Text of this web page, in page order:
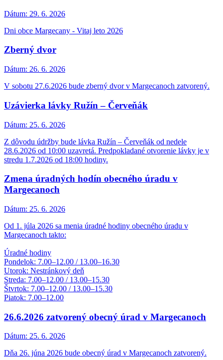
Dátum: 29. 6. 2026
Dni obce Margecany - Vitaj leto 2026
Zberný dvor
Dátum: 26. 6. 2026
V sobotu 27.6.2026 bude zberný dvor v Margecanoch zatvorený.
Uzávierka lávky Ružín – Červeňák
Dátum: 25. 6. 2026
Z dôvodu údržby bude lávka Ružín – Červeňák od nedele
28.6.2026 od 10:00 uzavretá. Predpokladané otvorenie lávky je v
stredu 1.7.2026 od 18:00 hodiny.
Zmena úradných hodín obecného úradu v
Margecanoch
Dátum: 25. 6. 2026
Od 1. júla 2026 sa menia úradné hodiny obecného úradu v
Margecanoch takto:
Úradné hodiny
Pondelok: 7.00–12.00 / 13.00–16.30
Utorok: Nestránkový deň
Streda: 7.00–12.00 / 13.00–15.30
Štvrtok: 7.00–12.00 / 13.00–15.30
Piatok: 7.00–12.00
26.6.2026 zatvorený obecný úrad v Margecanoch
Dátum: 25. 6. 2026
Dňa 26. júna 2026 bude obecný úrad v Margecanoch zatvorený.